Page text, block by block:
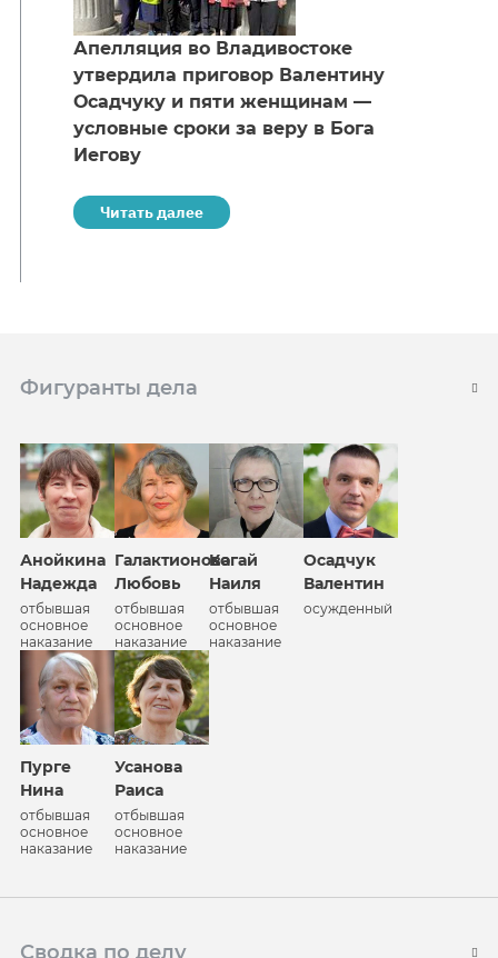
Апелляция во Владивостоке
утвердила приговор Валентину
Осадчуку и пяти женщинам —
условные сроки за веру в Бога
Иегову
Читать далее
Фигуранты дела
Анойкина
Надежда
отбывшая
основное
наказание
Галактионова
Любовь
отбывшая
основное
наказание
Когай
Наиля
отбывшая
основное
наказание
Осадчук
Валентин
осужденный
Пурге
Нина
отбывшая
основное
наказание
Усанова
Раиса
отбывшая
основное
наказание
Сводка по делу